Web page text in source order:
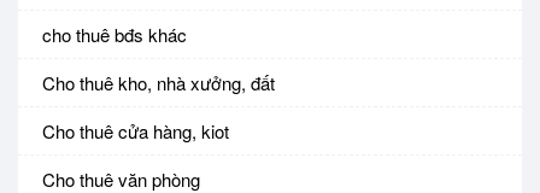
cho thuê bđs khác
Cho thuê kho, nhà xưởng, đất
Cho thuê cửa hàng, kiot
Cho thuê văn phòng